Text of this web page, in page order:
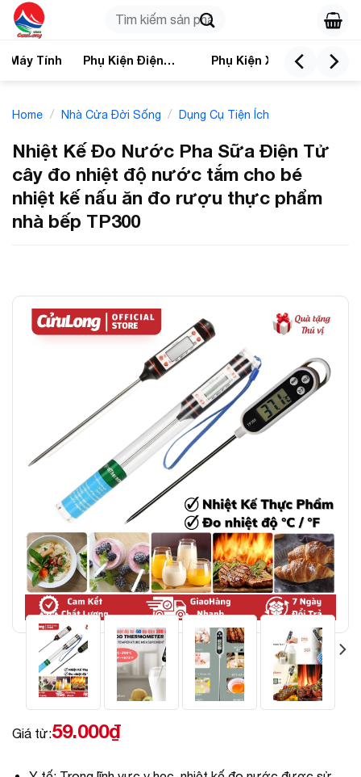
Skip
Search
Phụ Kiện Điện
Phụ Kiện Xe
Máy Tính
Home / Nhà Cửa Đời Sống / Dụng Cụ Tiện Ích
Nhiệt Kế Đo Nước Pha Sữa Điện Tử
cây đo nhiệt độ nước tắm cho bé
nhiệt kế nấu ăn đo rượu thực phẩm
nhà bếp TP300
Giá từ:59.000₫